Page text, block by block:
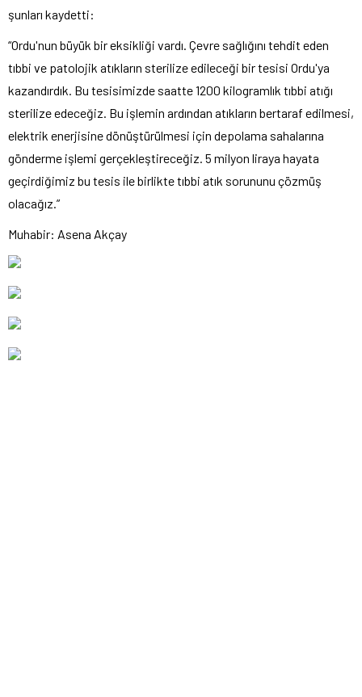
şunları kaydetti:
“Ordu'nun büyük bir eksikliği vardı. Çevre sağlığını tehdit eden
tıbbi ve patolojik atıkların sterilize edileceği bir tesisi Ordu'ya
kazandırdık. Bu tesisimizde saatte 1200 kilogramlık tıbbi atığı
sterilize edeceğiz. Bu işlemin ardından atıkların bertaraf edilmesi,
elektrik enerjisine dönüştürülmesi için depolama sahalarına
gönderme işlemi gerçekleştireceğiz. 5 milyon liraya hayata
geçirdiğimiz bu tesis ile birlikte tıbbi atık sorununu çözmüş
olacağız.”
Muhabir: Asena Akçay